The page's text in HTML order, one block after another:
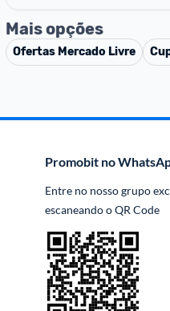
Mais opções
Ofertas Mercado Livre
Promobit no
Entre no nosso grupo
escaneando o QR Code